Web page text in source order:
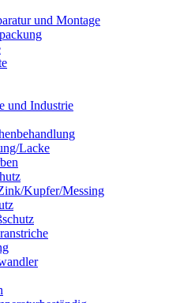
und Montage
und Industrie
Lacke
Kupfer/Messing